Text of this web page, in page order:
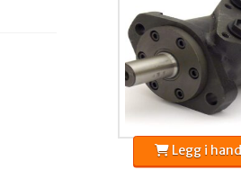
Legg i